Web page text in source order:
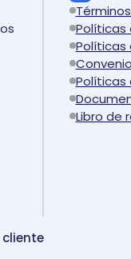
Políticas
Políticas
Políticas
Libro de